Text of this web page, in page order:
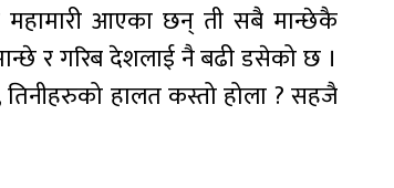
महामारी आएका छन् ती सबै मान्छेकै
र गरिब देशलाई नै बढी डसेको छ ।
तिनीहरुको हालत कस्तो होला ? सहजै